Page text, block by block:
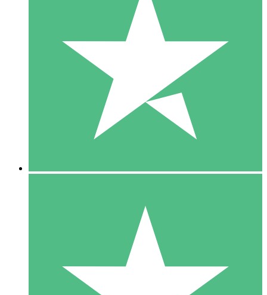
Pacotes de Créditos Individuais
Pague conforme o uso com créditos de download. Sem
1000
10 Downloads
20 00